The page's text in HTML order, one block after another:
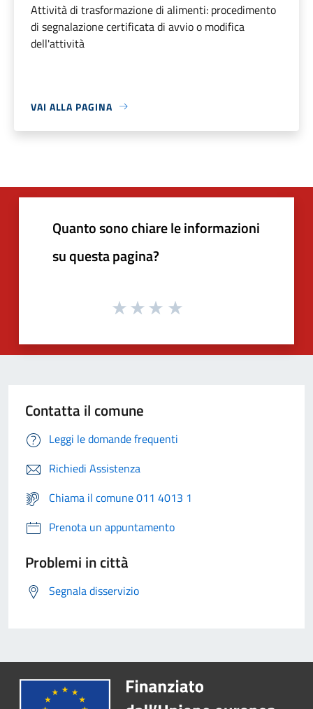
Attività di trasformazione di alimenti: procedimento
di segnalazione certificata di avvio o modifica
dell'attività
VAI ALLA PAGINA
Quanto sono chiare le informazioni
su questa pagina?
Contatta il comune
Leggi le domande frequenti
Richiedi Assistenza
Chiama il comune 011 4013 1
Prenota un appuntamento
Problemi in città
Segnala disservizio